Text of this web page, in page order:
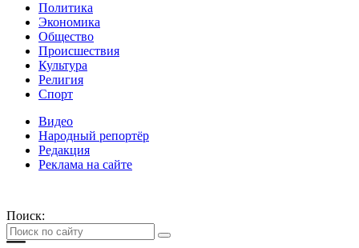
Политика
Экономика
Общество
Происшествия
Культура
Религия
Спорт
Видео
Народный репортёр
Редакция
Реклама на сайте
Поиск: